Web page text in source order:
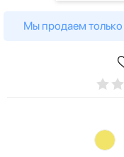
Мы продаем только